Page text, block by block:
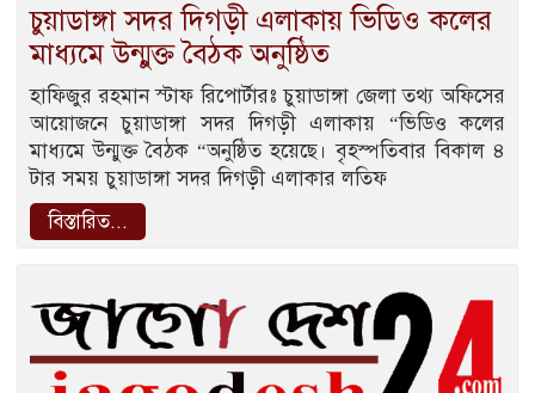
চুয়াডাঙ্গা সদর দিগড়ী এলাকায় ভিডিও কলের
মাধ্যমে উন্মুক্ত বৈঠক অনুষ্ঠিত
হাফিজুর রহমান স্টাফ রিপোর্টারঃ চুয়াডাঙ্গা জেলা তথ্য অফিসের
আয়োজনে চুয়াডাঙ্গা সদর দিগড়ী এলাকায় “ভিডিও কলের
মাধ্যমে উন্মুক্ত বৈঠক “অনুষ্ঠিত হয়েছে। বৃহস্পতিবার বিকাল ৪
টার সময় চুয়াডাঙ্গা সদর দিগড়ী এলাকার লতিফ
বিস্তারিত...